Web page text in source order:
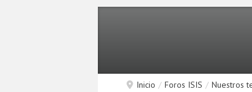
Inicio / Foros ISIS / Nuestros